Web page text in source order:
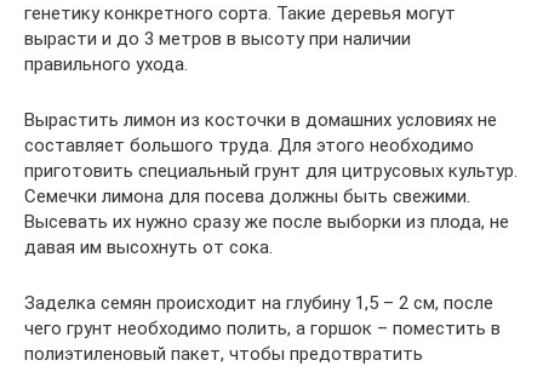
генетику конкретного сорта. Такие деревья могут
вырасти и до 3 метров в высоту при наличии
правильного ухода.
Вырастить лимон из косточки в домашних условиях не
составляет большого труда. Для этого необходимо
приготовить специальный грунт для цитрусовых культур.
Семечки лимона для посева должны быть свежими.
Высевать их нужно сразу же после выборки из плода, не
давая им высохнуть от сока.
Заделка семян происходит на глубину 1,5 – 2 см, после
чего грунт необходимо полить, а горшок – поместить в
полиэтиленовый пакет, чтобы предотвратить